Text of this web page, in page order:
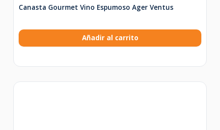
Canasta Gourmet Vino Espumoso Ager Ventus
Añadir al carrito